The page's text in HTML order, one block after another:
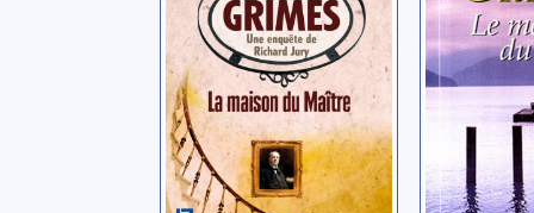
Grimes, Martha Grimes,